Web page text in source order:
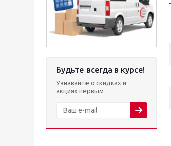
Будьте всегда в курсе!
Узнавайте о скидках и
акциях первым